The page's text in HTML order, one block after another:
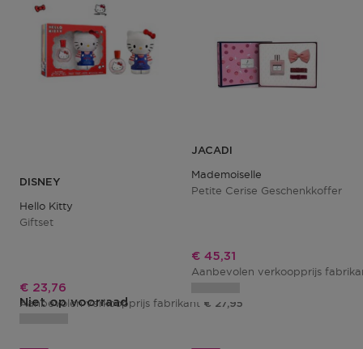
Niet op voorraad
DISNEY
Hello Kitty
Giftset
Kortingsprijs
€ 23,76
Aanbevolen verkoopprijs fabrikant € 27,95
JACADI
Mademoiselle
Petite Cerise Geschenkkoffer
Kortingsprijs
€ 45,31
Aanbevolen verkoopprijs